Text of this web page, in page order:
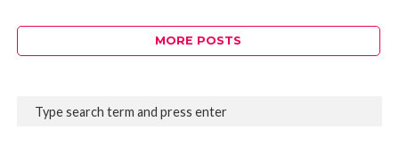
MORE POSTS